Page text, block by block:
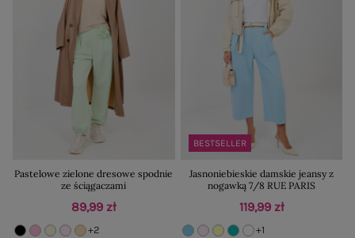
Pastelowe zielone dresowe spodnie
ze ściągaczami
89,99 zł
+2
BESTSELLER
Jasnoniebieskie damskie jeansy z
nogawką 7/8 RUE PARIS
119,99 zł
+1